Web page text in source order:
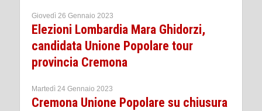
Giovedì 26 Gennaio 2023
Elezioni Lombardia Mara Ghidorzi,
candidata Unione Popolare tour
provincia Cremona
Martedì 24 Gennaio 2023
Cremona Unione Popolare su chiusura